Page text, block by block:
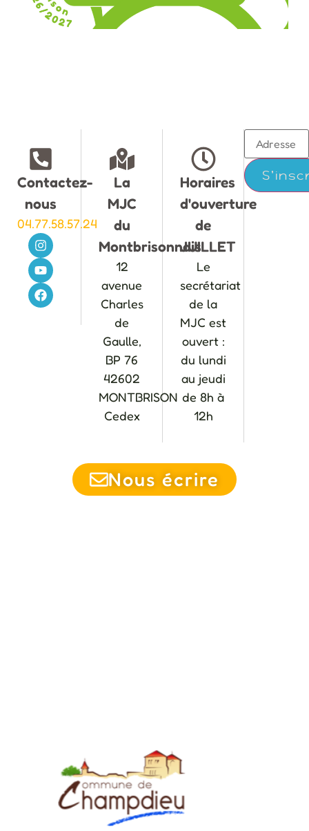
Contactez-
nous
04.77.58.57.24
La
MJC
du
Montbrisonnais
12
avenue
Charles
de
Gaulle,
BP 76
42602
MONTBRISON
Cedex
Horaires
d'ouverture
de
JUILLET
Le
secrétariat
de la
MJC est
ouvert :
du lundi
au jeudi
de 8h à
12h
Nous écrire